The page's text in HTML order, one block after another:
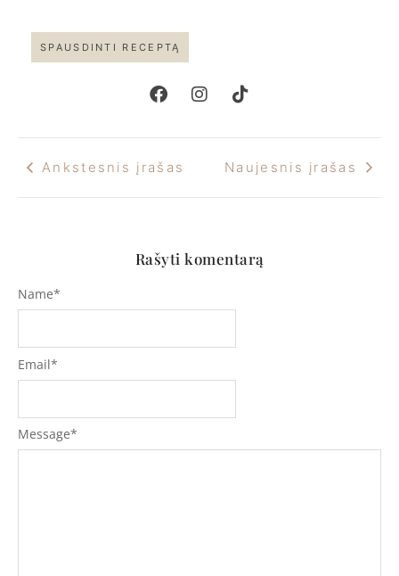
SPAUSDINTI RECEPTĄ
Ankstesnis įrašas Naujesnis įrašas
Rašyti komentarą
Message*
Name*
Email*